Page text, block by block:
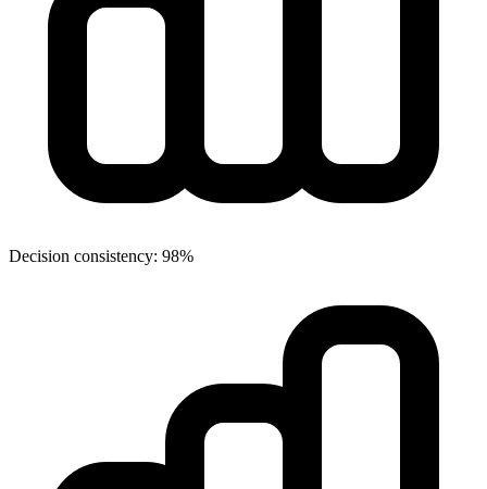
Decision consistency: 98%